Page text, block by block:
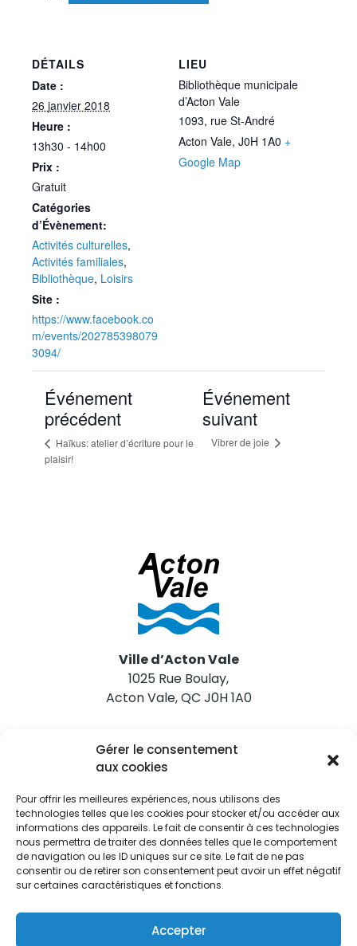
Gérer le consentement
aux cookies
Pour offrir les meilleures expériences, nous utilisons des
technologies telles que les cookies pour stocker et/ou accéder aux
informations des appareils. Le fait de consentir à ces technologies
nous permettra de traiter des données telles que le comportement
de navigation ou les ID uniques sur ce site. Le fait de ne pas
consentir ou de retirer son consentement peut avoir un effet négatif
sur certaines caractéristiques et fonctions.
Accepter
DÉTAILS
Date :
26 janvier 2018
Heure :
13h30 - 14h00
Prix :
Gratuit
Catégories
d’Évènement:
Activités culturelles,
Activités familiales,
Bibliothèque, Loisirs
Site :
https://www.facebook.co
m/events/202785398079
3094/
LIEU
Bibliothèque municipale
d’Acton Vale
1093, rue St-André
Acton Vale, J0H 1A0 +
Google Map
Événement
précédent
Haïkus: atelier d’écriture pour le
plaisir!
Événement
suivant
Vibrer de joie
Ville d’Acton Vale
1025 Rue Boulay,
Acton Vale, QC J0H 1A0
Nous joindre
Tél. 450 546-2703
Restez informés
Abonnez-vous aux alertes municipales
Je m'abonne